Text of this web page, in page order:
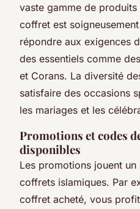
vaste gamme de
coffret est
répondre aux exigences
des essentiels comme des
et Corans. La diversité
satisfaire des occasions
les mariages et les
Promotions et codes
disponibles
Les promotions jouent
coffrets islamiques. Par
coffret acheté, vous